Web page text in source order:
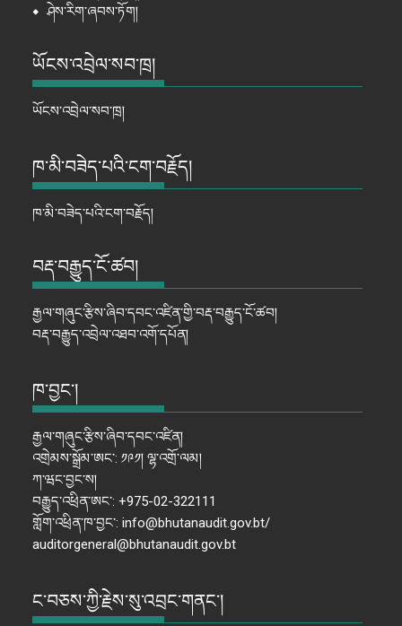
⦁ཤེས་རིག་ཞབས་ཏོག།
ཡོངས་འབྲེལ་སབ་ཁྲ།
ཡོངས་འབྲེལ་སབ་ཁྲ།
ཁ་མི་བཟེད་པའི་ངག་བརྗོད།
ཁ་མི་བཟེད་པའི་ངག་བརྗོད།
བརྡ་བརྒྱུད་ངོ་ཚབ།
རྒྱལ་གཞུང་རྩིས་ཞིབ་དབང་འཛིན་གྱི་བརྡ་བརྒྱུད་ངོ་ཚབ།
བརྡ་བརྒྱུད་འབྲེལ་འཐབ་འགོ་དཔོན།
ཁ་བྱང་།
རྒྱལ་གཞུང་རྩིས་ཞིབ་དབང་འཛིན།
འགྲེམས་སྒྲོམ་ཨང་: ༡༩༡། ལྷ་འགྲོ་ལམ།
ཀ་ཝང་བྱང་ས།
བརྒྱུད་འཕྲིན་ཨང་: +975-02-322111
གློག་འཕྲིན་ཁ་བྱང་: info@bhutanaudit.gov.bt/
auditorgeneral@bhutanaudit.gov.bt
ང་བཅས་ཀྱི་རྗེས་སུ་འབྲང་གནང་།